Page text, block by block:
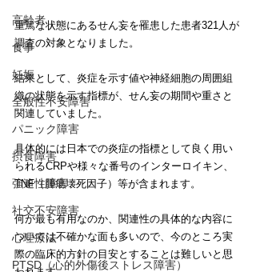
高齢者
食事
妊娠
全般性不安障害
パニック障害
摂食障害
強迫性障害
社交不安障害
心理療法
PTSD（心的外傷後ストレス障害）
重篤な状態にあるせん妄を罹患した患者321人が
調査の対象となりました。
結果として、炎症を示す値や神経細胞の周囲組
織の状態を示す指標が、せん妄の期間や重さと
関連していました。
具体的には日本での炎症の指標として良く用い
られるCRPや様々な番号のインターロイキン、
TNF（腫瘍壊死因子）等が含まれます。
何が最も有用なのか、関連性の具体的な内容に
ついては不確かな面も多いので、今のところ実
際の臨床的方針の目安とすることは難しいと思